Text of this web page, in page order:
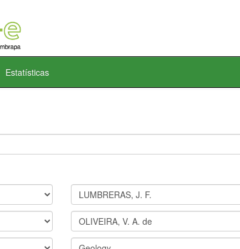
Estatísticas